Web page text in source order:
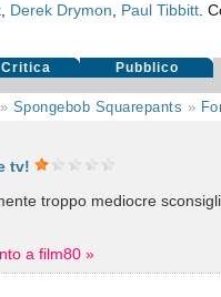
Derek Drymon Paul Tibbitt .
Critica Pubblico
» Spongebob Squarepants »
tv!
troppo mediocre
a film80 »